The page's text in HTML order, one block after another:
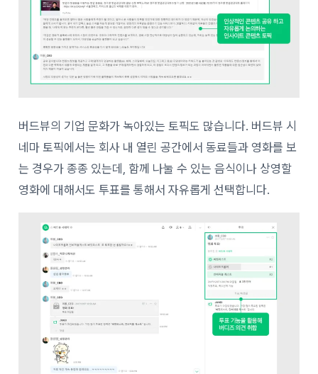
버드뷰의 기업 문화가 녹아있는 토픽도 많습니다. 버드뷰 시
네마 토픽에서는 회사 내 열린 공간에서 동료들과 영화를 보
는 경우가 종종 있는데, 함께 나눌 수 있는 음식이나 상영할
영화에 대해서도 투표를 통해서 자유롭게 선택합니다.